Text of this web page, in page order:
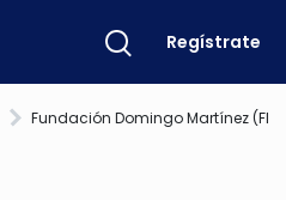
Regístrate
Fundación Domingo Martínez